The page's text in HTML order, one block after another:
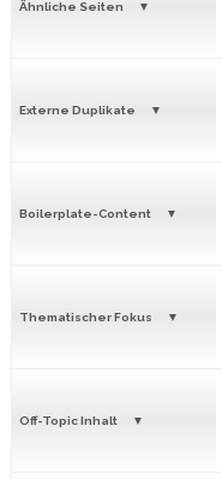
Ähnliche Seiten
Externe Duplikate
Boilerplate-Content
Thematischer Fokus
Off-Topic Inhalt